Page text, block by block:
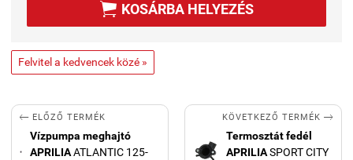
 KOSÁRBA HELYEZÉS
Felvitel a kedvencek közé »
 ELŐZŐ TERMÉK
Vízpumpa meghajtó
APRILIAATLANTIC 125-
KÖVETKEZŐ TERMÉK 
Termosztát fedél
APRILIASPORT CITY